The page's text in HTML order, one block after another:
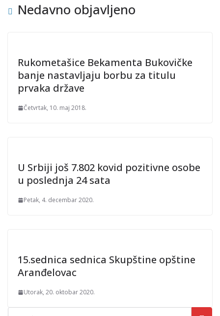
Nedavno objavljeno
Rukometašice Bekamenta Bukovičke
banje nastavljaju borbu za titulu
prvaka države
Četvrtak, 10. maj 2018.
U Srbiji još 7.802 kovid pozitivne osobe
u poslednja 24 sata
Petak, 4. decembar 2020.
15.sednica sednica Skupštine opštine
Aranđelovac
Utorak, 20. oktobar 2020.